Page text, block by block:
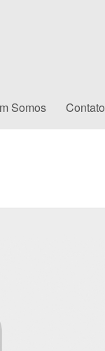
Somos Contato